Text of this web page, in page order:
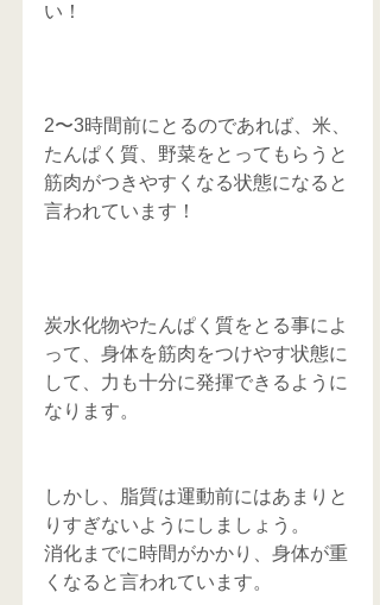
い！
2〜3時間前にとるのであれば、米、
たんぱく質、野菜をとってもらうと
筋肉がつきやすくなる状態になると
言われています！
炭水化物やたんぱく質をとる事によ
って、身体を筋肉をつけやす状態に
して、力も十分に発揮できるように
なります。
しかし、脂質は運動前にはあまりと
りすぎないようにしましょう。
消化までに時間がかかり、身体が重
くなると言われています。